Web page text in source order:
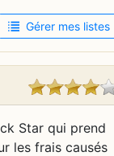
Gérer mes listes
Star qui prend
les frais causés